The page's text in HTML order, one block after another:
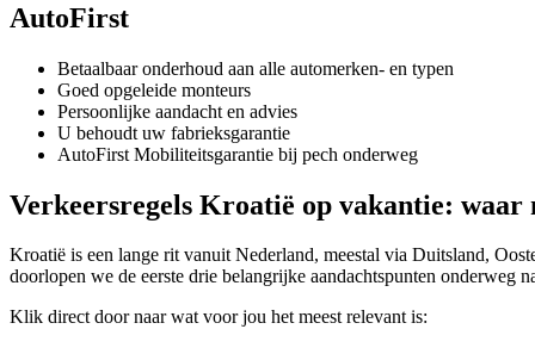
AutoFirst
Betaalbaar onderhoud aan alle automerken- en typen
Goed opgeleide monteurs
Persoonlijke aandacht en advies
U behoudt uw fabrieksgarantie
AutoFirst Mobiliteitsgarantie bij pech onderweg
Verkeersregels Kroatië op vakantie: waar
Kroatië is een lange rit vanuit Nederland, meestal via Duitsland,
doorlopen we de eerste drie belangrijke aandachtspunten onderweg
Klik direct door naar wat voor jou het meest relevant is: